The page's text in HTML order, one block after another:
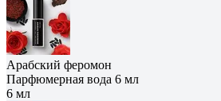
Арабский феромон
Парфюмерная вода 6 мл
6 мл